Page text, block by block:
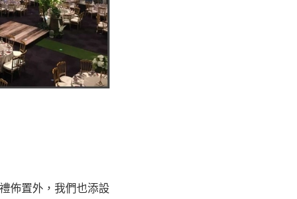
佈置外，我們也添設